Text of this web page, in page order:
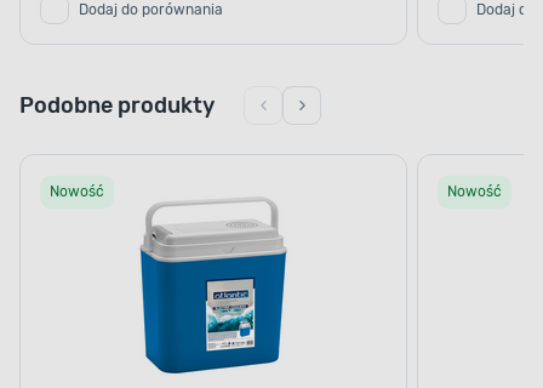
Dodaj do porównania Dodaj do
Podobne produkty
Nowość Nowość